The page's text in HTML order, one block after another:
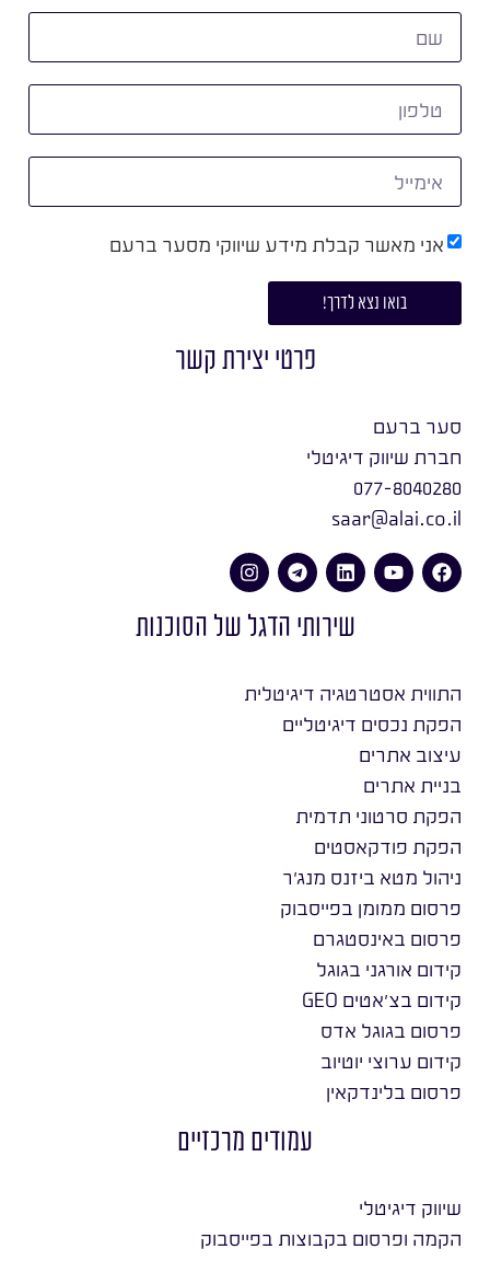
אני מאשר קבלת מידע שיווקי מסער ברעם
בואו נצא לדרך!
פרטי יצירת קשר
סער ברעם
חברת שיווק דיגיטלי
077-8040280
saar@alai.co.il
שירותי הדגל של הסוכנות
התווית אסטרטגיה דיגיטלית
הפקת נכסים דיגיטליים
עיצוב אתרים
בניית אתרים
הפקת סרטוני תדמית
הפקת פודקאסטים
ניהול מטא ביזנס מנג׳ר
פרסום ממומן בפייסבוק
פרסום באינסטגרם
קידום אורגני בגוגל
קידום בצ׳אטים GEO
פרסום בגוגל אדס
קידום ערוצי יוטיוב
פרסום בלינדקאין
עמודים מרכזיים
שיווק דיגיטלי
הקמה ופרסום בקבוצות בפייסבוק